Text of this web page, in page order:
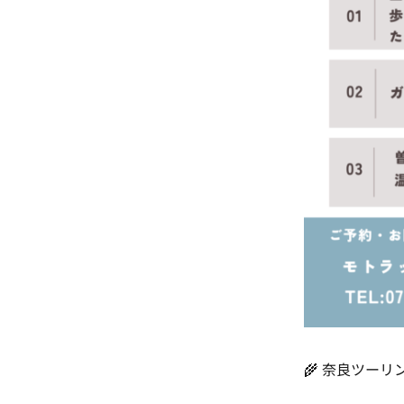
🌾 奈良ツーリ